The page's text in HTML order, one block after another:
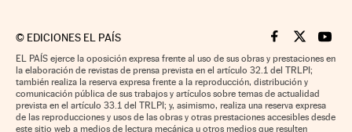
© EDICIONES EL PAÍS Cinco Días en
Cinco Días
Cinco
EL PAÍS ejerce la oposición expresa frente al uso de sus obras y prestaciones en
la elaboración de revistas de prensa prevista en el artículo 32.1 del TRLPI;
también realiza la reserva expresa frente a la reproducción, distribución y
comunicación pública de sus trabajos y artículos sobre temas de actualidad
prevista en el artículo 33.1 del TRLPI; y, asimismo, realiza una reserva expresa
de las reproducciones y usos de las obras y otras prestaciones accesibles desde
este sitio web a medios de lectura mecánica u otros medios que resulten